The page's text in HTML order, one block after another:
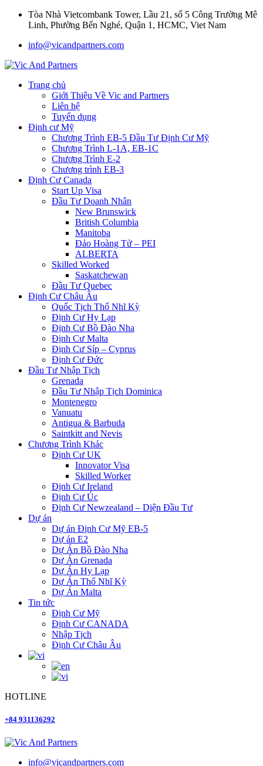
Tòa Nhà Vietcombank Tower, Lầu 21, số 5 Công Trường Mê
Linh, Phường Bến Nghé, Quận 1, HCMC, Viet Nam
info@vicandpartners.com
Trang chủ
Giới Thiệu Về Vic and Partners
Liên hệ
Tuyển dụng
Định cư Mỹ
Chương Trình EB-5 Đầu Tư Định Cư Mỹ
Chương Trình L-1A, EB-1C
Chương Trình E-2
Chương trình EB-3
Định Cư Canada
Start Up Visa
Đầu Tư Doanh Nhân
New Brunswick
British Columbia
Manitoba
Đảo Hoàng Tử – PEI
ALBERTA
Skilled Worked
Saskatchewan
Đầu Tư Quebec
Định Cư Châu Âu
Quốc Tịch Thổ Nhĩ Kỳ
Định Cư Hy Lạp
Định Cư Bồ Đào Nha
Định Cư Malta
Định Cư Síp – Cyprus
Định Cư Đức
Đầu Tư Nhập Tịch
Grenada
Đầu Tư Nhập Tịch Dominica
Montenegro
Vanuatu
Antigua & Barbuda
Saintkitt and Nevis
Chương Trình Khác
Định Cư UK
Innovator Visa
Skilled Worker
Định Cư Ireland
Định Cư Úc
Định Cư Newzealand – Diện Đầu Tư
Dự án
Dự án Định Cư Mỹ EB-5
Dự án E2
Dự Án Bồ Đào Nha
Dự Án Grenada
Dự Án Hy Lạp
Dự Án Thổ Nhĩ Kỳ
Dự Án Malta
Tin tức
Định Cư Mỹ
Định Cư CANADA
Nhập Tịch
Định Cư Châu Âu
HOTLINE
+84 931136292
info@vicandpartners.com